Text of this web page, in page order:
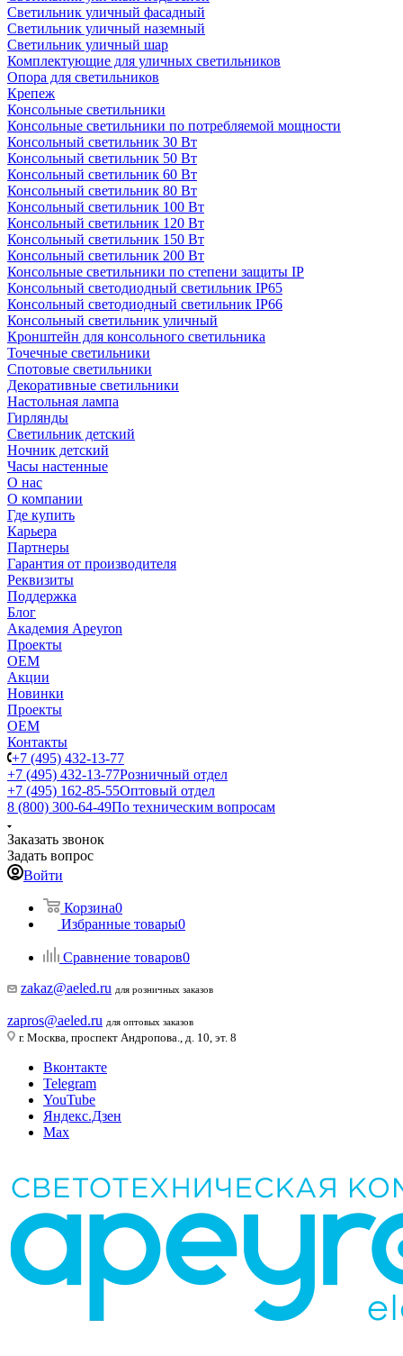
Светильник уличный фасадный
Светильник уличный наземный
Cветильник уличный шар
Комплектующие для уличных светильников
Опора для светильников
Крепеж
Консольные светильники
Консольные светильники по потребляемой мощности
Консольный светильник 30 Вт
Консольный светильник 50 Вт
Консольный светильник 60 Вт
Консольный светильник 80 Вт
Консольный светильник 100 Вт
Консольный светильник 120 Вт
Консольный светильник 150 Вт
Консольный светильник 200 Вт
Консольные светильники по степени защиты IP
Консольный светодиодный светильник IP65
Консольный светодиодный светильник IP66
Консольный светильник уличный
Кронштейн для консольного светильника
Точечные светильники
Спотовые светильники
Декоративные светильники
Настольная лампа
Гирлянды
Светильник детский
Ночник детский
Часы настенные
О нас
О компании
Где купить
Карьера
Партнеры
Гарантия от производителя
Реквизиты
Поддержка
Блог
Академия Apeyron
Проекты
ОЕМ
Акции
Новинки
Проекты
ОЕМ
Контакты
+7 (495) 432-13-77
+7 (495) 432-13-77Розничный отдел
+7 (495) 162-85-55Оптовый отдел
8 (800) 300-64-49По техническим вопросам
Заказать звонок
Задать вопрос
Войти
Корзина0
Избранные товары0
Сравнение товаров0
zakaz@aeled.ru для розничных заказов
zapros@aeled.ru для оптовых заказов
г. Москва, проспект Андропова., д. 10, эт. 8
Вконтакте
Telegram
YouTube
Яндекс.Дзен
Max